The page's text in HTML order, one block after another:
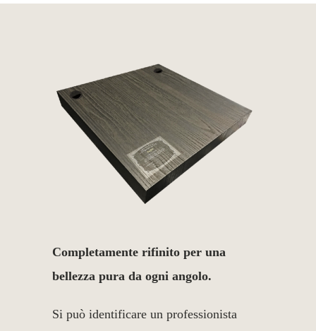
Completamente rifinito per una
bellezza pura da ogni angolo.
Si può identificare un professionista